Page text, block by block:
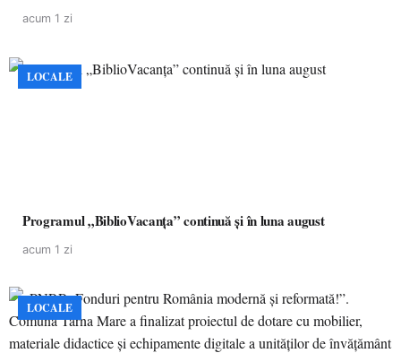
acum 1 zi
LOCALE
Programul „BiblioVacanța” continuă și în luna august
acum 1 zi
LOCALE